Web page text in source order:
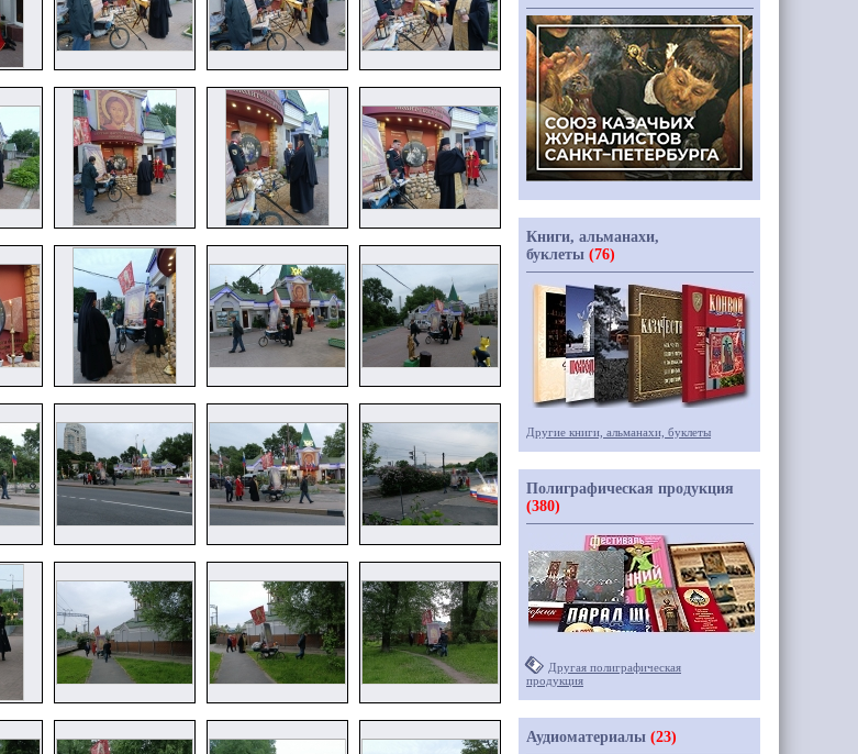
Книги, альманахи,
буклеты (76)
Другие книги, альманахи, буклеты
Полиграфическая продукция
(380)
Другая полиграфическая
продукция
Аудиоматериалы (23)